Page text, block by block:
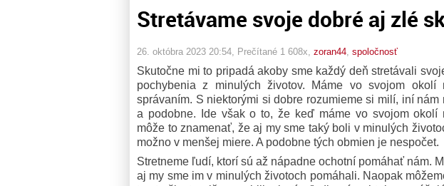
Stretávame svoje dobré aj zlé
26. októbra 2023 20:54 , Prečítané 1 608x, zoran44 spoločnosť
Skutočne mi to pripadá akoby sme každý deň stretávali
pochybenia z minulých životov. Máme vo svojom okolí
správaním. S niektorými si dobre rozumieme si milí, iní
a podobne. Ide však o to, že keď máme vo svojom okolí
môže to znamenať, že aj my sme taký boli v minulých
možno v menšej miere. A podobne tých obmien je nespočet.
Stretneme ľudí, ktorí sú až nápadne ochotní pomáhať nám.
aj my sme im v minulých životoch pomáhali. Naopak